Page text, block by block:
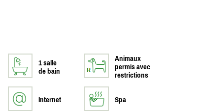
1 salle
de bain
Animaux
permis avec
restrictions
Internet Spa